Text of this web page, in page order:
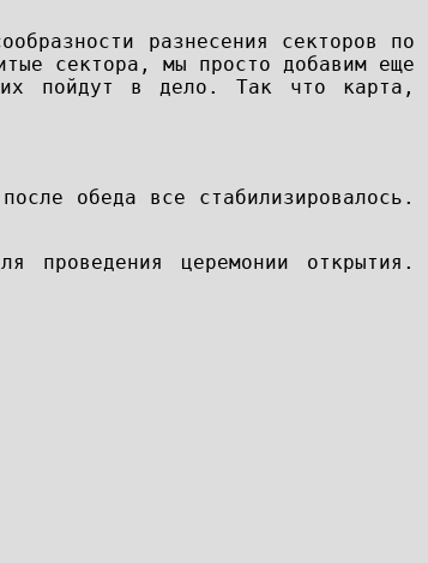
разнесения секторов по
сектора, мы просто добавим еще
пойдут в дело. Так что карта,
обеда все стабилизировалось.
проведения церемонии открытия.